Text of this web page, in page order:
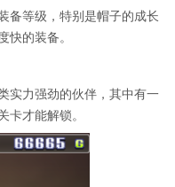
备等级，特别是帽子的成长
快的装备。
实力强劲的伙伴，其中有一
卡才能解锁。